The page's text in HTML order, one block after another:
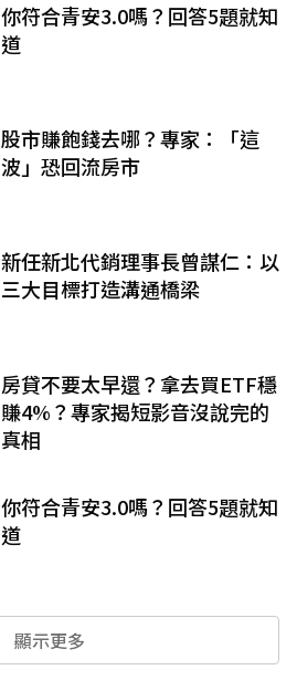
你符合青安3.0嗎？回答5題就知
道
股市賺飽錢去哪？專家：「這
波」恐回流房市
新任新北代銷理事長曾謀仁：以
三大目標打造溝通橋梁
房貸不要太早還？拿去買ETF穩
賺4%？專家揭短影音沒說完的
真相
你符合青安3.0嗎？回答5題就知
道
顯示更多